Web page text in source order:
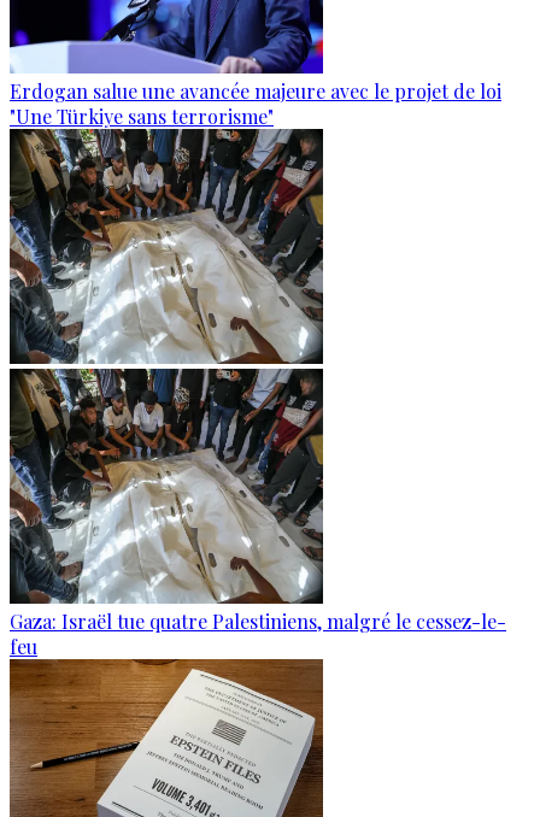
Erdogan salue une avancée majeure avec le projet de loi
"Une Türkiye sans terrorisme"
Gaza: Israël tue quatre Palestiniens, malgré le cessez-le-
feu